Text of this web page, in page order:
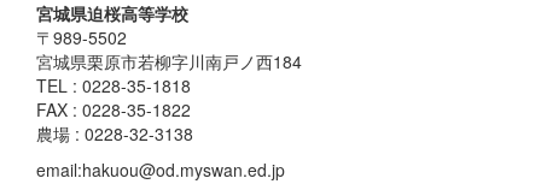
宮城県迫桜高等学校
〒989-5502
宮城県栗原市若柳字川南戸ノ西184
TEL : 0228-35-1818
FAX : 0228-35-1822
農場 : 0228-32-3138
email:hakuou@od.myswan.ed.jp